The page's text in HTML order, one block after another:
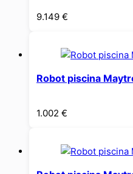
9.149 €
Robot piscina
1.002 €